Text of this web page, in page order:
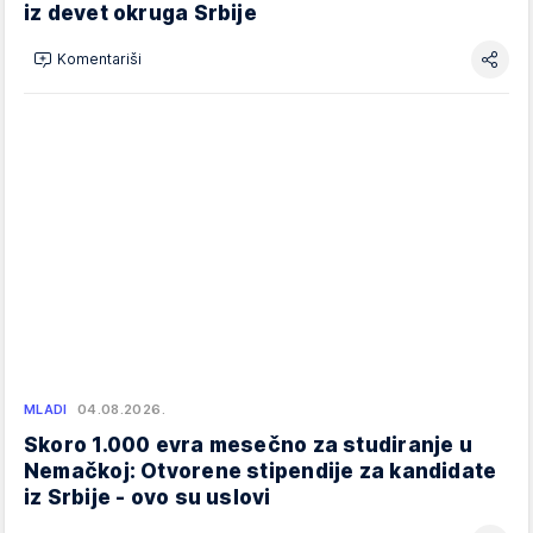
iz devet okruga Srbije
Komentariši
MLADI 04.08.2026.
Skoro 1.000 evra mesečno za studiranje u
Nemačkoj: Otvorene stipendije za kandidate
iz Srbije - ovo su uslovi